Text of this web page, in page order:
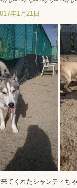
年1月21日
てくれたシャンティち